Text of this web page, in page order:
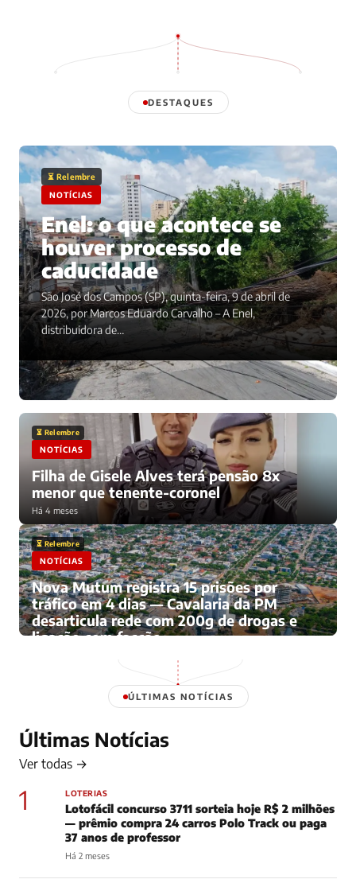
DESTAQUES
⏳ Relembre
NOTÍCIAS
Enel: o que acontece se
houver processo de
caducidade
São José dos Campos (SP), quinta-feira, 9 de abril de
2026, por Marcos Eduardo Carvalho – A Enel,
distribuidora de…
⏳ Relembre
NOTÍCIAS
Filha de Gisele Alves terá pensão 8x
menor que tenente-coronel
Há 4 meses
⏳ Relembre
NOTÍCIAS
Nova Mutum registra 15 prisões por
tráfico em 4 dias — Cavalaria da PM
desarticula rede com 200g de drogas e
ligação com facção
ÚLTIMAS NOTÍCIAS
Últimas Notícias
Ver todas →
1 LOTERIAS
Lotofácil concurso 3711 sorteia hoje R$ 2 milhões
— prêmio compra 24 carros Polo Track ou paga
37 anos de professor
Há 2 meses